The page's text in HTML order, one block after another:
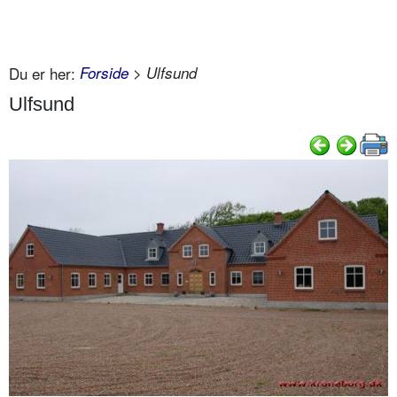
Du er her: Forside > Ulfsund
Ulfsund